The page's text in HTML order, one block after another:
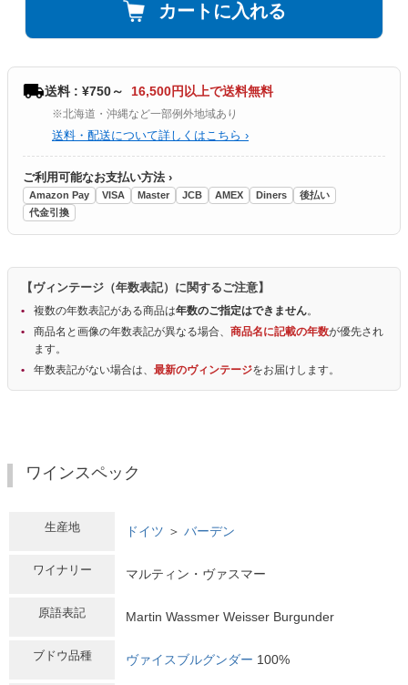
カートに入れる
送料 : ¥750～ 16,500円以上で送料無料
※北海道・沖縄など一部例外地域あり
送料・配送について詳しくはこちら ›
ご利用可能なお支払い方法 ›
Amazon Pay VISA Master JCB AMEX Diners
後払い
代金引換
【ヴィンテージ（年数表記）に関するご注意】
複数の年数表記がある商品は年数のご指定はできません。
商品名と画像の年数表記が異なる場合、 商品名に記載の年数が優先され
ます。
年数表記がない場合は、 最新のヴィンテージをお届けします。
ワインスペック
生産地 ドイツ ＞ バーデン
ワイナリー マルティン・ヴァスマー
原語表記 Martin Wassmer Weisser Burgunder
ブドウ品種 ヴァイスブルグンダー 100%